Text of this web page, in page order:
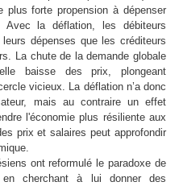
plus forte propension à dépenser
Avec la déflation, les débiteurs
dépenses que les créditeurs
La chute de la demande globale
baisse des prix, plongeant
vicieux. La déflation n’a donc
mais au contraire un effet
l'économie plus résiliente aux
prix et salaires peut approfondir
ont reformulé le paradoxe de
cherchant à lui donner des